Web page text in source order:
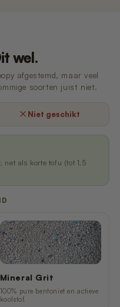
voorkomt stress.
de Poopy
later
wel.
afgestemd, maar veel
soorten juist niet.
Niet geschikt
net als korte tofu (tot 1,5
Mineral Grit
100% pure bentoniet en actieve
koolstof.